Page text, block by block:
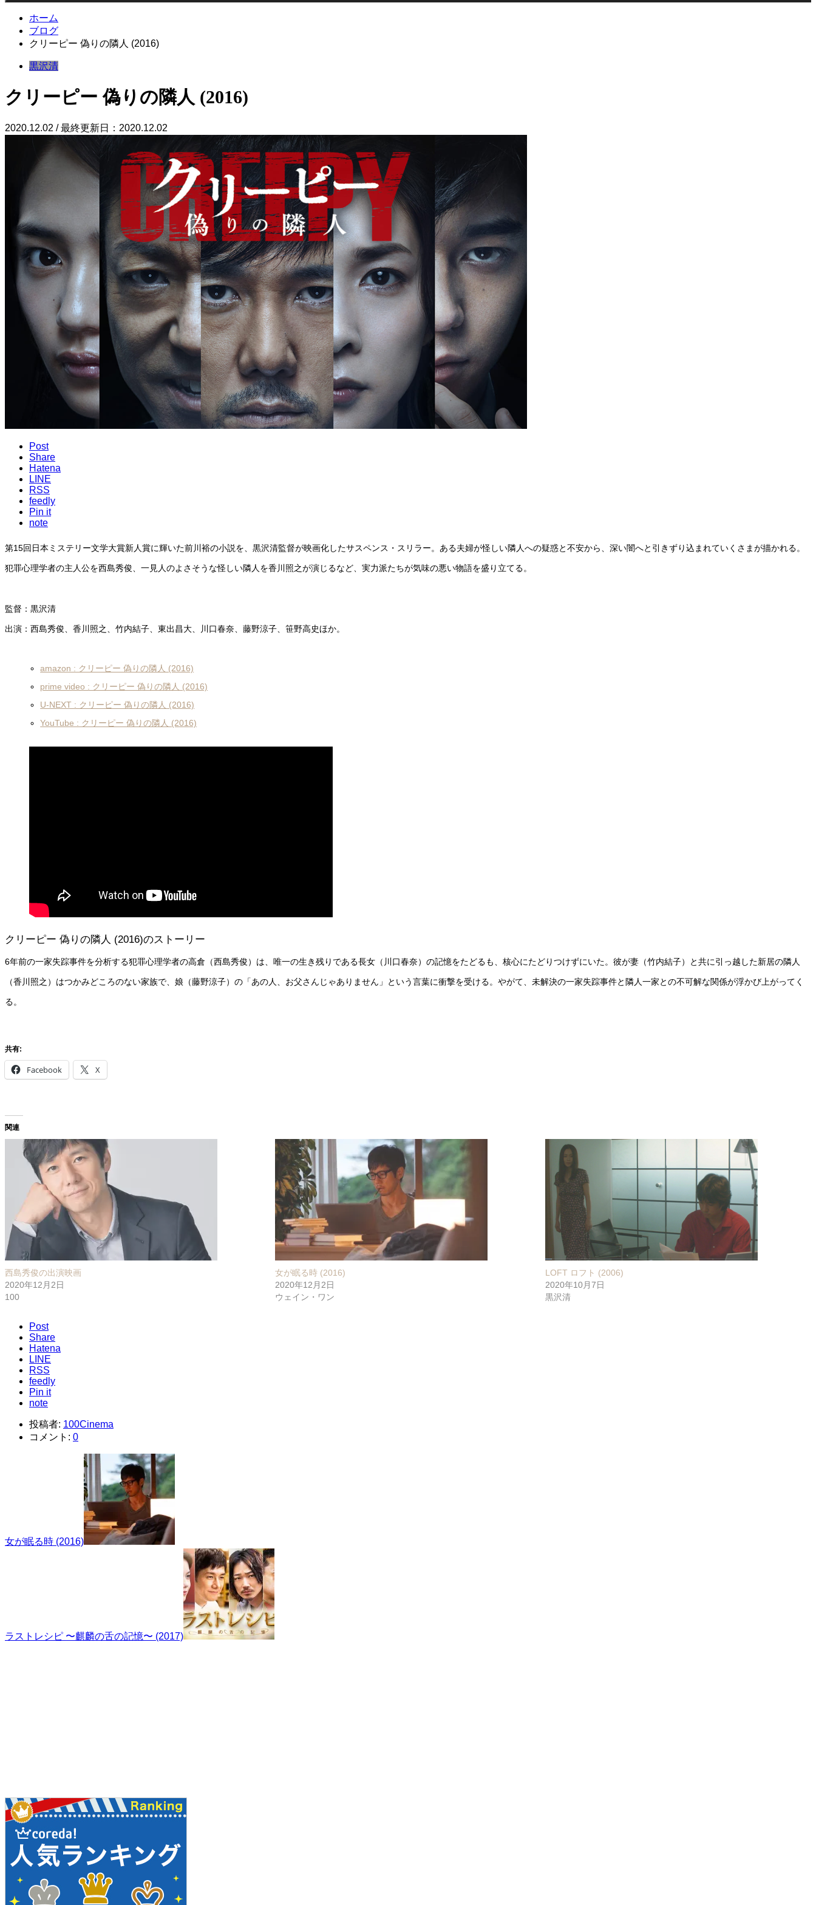
ホーム
ブログ
クリーピー 偽りの隣人 (2016)
黒沢清
クリーピー 偽りの隣人 (2016)
2020.12.02 / 最終更新日：2020.12.02
Post
Share
Hatena
LINE
RSS
feedly
Pin it
note
第15回日本ミステリー文学大賞新人賞に輝いた前川裕の小説を、黒沢清監督が映画化したサスペンス・スリラー。ある夫婦が怪しい隣人への疑惑と不安から、深い闇へと引きずり込まれていくさまが描かれる。
犯罪心理学者の主人公を西島秀俊、一見人のよさそうな怪しい隣人を香川照之が演じるなど、実力派たちが気味の悪い物語を盛り立てる。
監督：黒沢清
出演：西島秀俊、香川照之、竹内結子、東出昌大、川口春奈、藤野涼子、笹野高史ほか。
amazon : クリーピー 偽りの隣人 (2016)
prime video : クリーピー 偽りの隣人 (2016)
U-NEXT : クリーピー 偽りの隣人 (2016)
YouTube : クリーピー 偽りの隣人 (2016)
クリーピー 偽りの隣人 (2016)のストーリー
6年前の一家失踪事件を分析する犯罪心理学者の高倉（西島秀俊）は、唯一の生き残りである長女（川口春奈）の記憶をたどるも、核心にたどりつけずにいた。彼が妻（竹内結子）と共に引っ越した新居の隣人
（香川照之）はつかみどころのない家族で、娘（藤野涼子）の「あの人、お父さんじゃありません」という言葉に衝撃を受ける。やがて、未解決の一家失踪事件と隣人一家との不可解な関係が浮かび上がってく
る。
共有:
Facebook X
関連
西島秀俊の出演映画
2020年12月2日
100
女が眠る時 (2016)
2020年12月2日
ウェイン・ワン
LOFT ロフト (2006)
2020年10月7日
黒沢清
Post
Share
Hatena
LINE
RSS
feedly
Pin it
note
投稿者: 100Cinema
コメント: 0
女が眠る時 (2016)
ラストレシピ 〜麒麟の舌の記憶〜 (2017)